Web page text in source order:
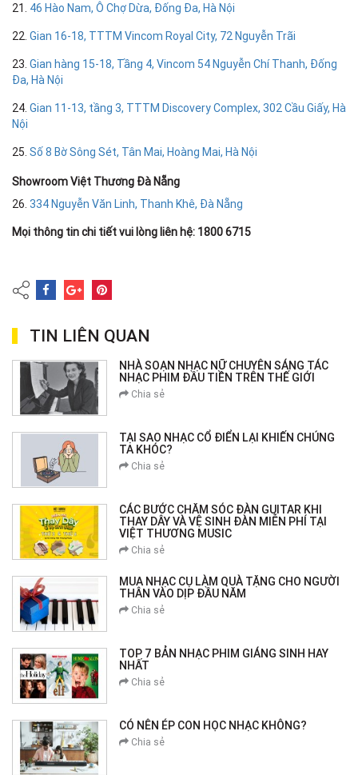
21. 46 Hào Nam, Ô Chợ Dừa, Đống Đa, Hà Nội
22. Gian 16-18, TTTM Vincom Royal City, 72 Nguyễn Trãi
23. Gian hàng 15-18, Tầng 4, Vincom 54 Nguyễn Chí Thanh, Đống
Đa, Hà Nội
24. Gian 11-13, tầng 3, TTTM Discovery Complex, 302 Cầu Giấy, Hà
Nội
25. Số 8 Bờ Sông Sét, Tân Mai, Hoàng Mai, Hà Nội
Showroom Việt Thương Đà Nẵng
26. 334 Nguyễn Văn Linh, Thanh Khê, Đà Nẵng
Mọi thông tin chi tiết vui lòng liên hệ: 1800 6715
TIN LIÊN QUAN
NHÀ SOẠN NHẠC NỮ CHUYÊN SÁNG TÁC
NHẠC PHIM ĐẦU TIỀN TRÊN THẾ GIỚI
Chia sẻ
TẠI SAO NHẠC CỔ ĐIỂN LẠI KHIẾN CHÚNG
TA KHÓC?
Chia sẻ
CÁC BƯỚC CHĂM SÓC ĐÀN GUITAR KHI
THAY DÂY VÀ VỆ SINH ĐÀN MIỄN PHÍ TẠI
VIỆT THƯƠNG MUSIC
Chia sẻ
MUA NHẠC CỤ LÀM QUÀ TẶNG CHO NGƯỜI
THÂN VÀO DỊP ĐẦU NĂM
Chia sẻ
TOP 7 BẢN NHẠC PHIM GIÁNG SINH HAY
NHẤT
Chia sẻ
CÓ NÊN ÉP CON HỌC NHẠC KHÔNG?
Chia sẻ